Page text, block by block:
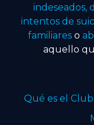
indeseados,
intentos de
familiareso
aquello
Qué es el